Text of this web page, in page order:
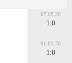
07.06.26
1:0
01.01.70
1:0